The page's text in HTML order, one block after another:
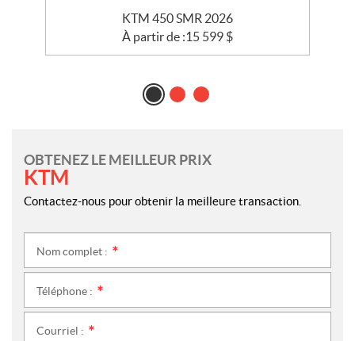
KTM 450 SMR 2026
À partir de :15 599 $
OBTENEZ LE MEILLEUR PRIX
KTM
Contactez-nous pour obtenir la meilleure transaction.
Nom complet :
Téléphone :
Courriel :